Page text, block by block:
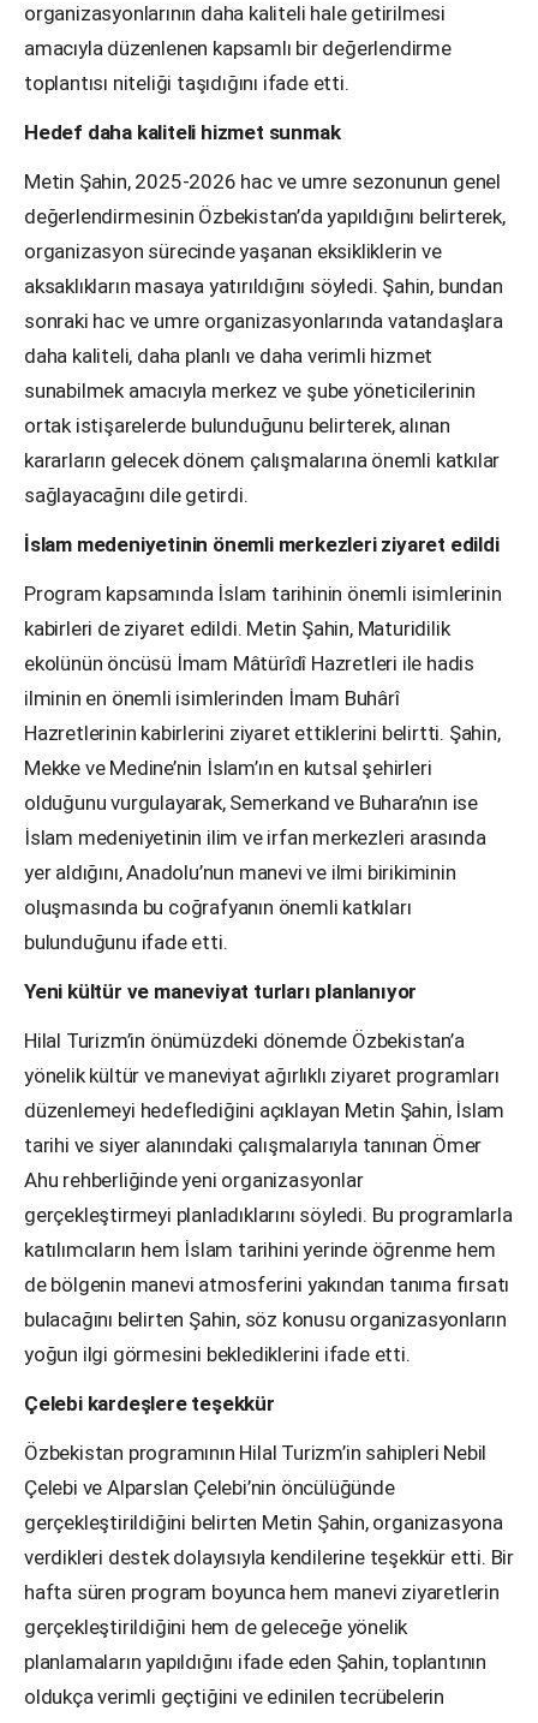
organizasyonlarının daha kaliteli hale getirilmesi
amacıyla düzenlenen kapsamlı bir değerlendirme
toplantısı niteliği taşıdığını ifade etti.
Hedef daha kaliteli hizmet sunmak
Metin Şahin, 2025-2026 hac ve umre sezonunun genel
değerlendirmesinin Özbekistan’da yapıldığını belirterek,
organizasyon sürecinde yaşanan eksikliklerin ve
aksaklıkların masaya yatırıldığını söyledi. Şahin, bundan
sonraki hac ve umre organizasyonlarında vatandaşlara
daha kaliteli, daha planlı ve daha verimli hizmet
sunabilmek amacıyla merkez ve şube yöneticilerinin
ortak istişarelerde bulunduğunu belirterek, alınan
kararların gelecek dönem çalışmalarına önemli katkılar
sağlayacağını dile getirdi.
İslam medeniyetinin önemli merkezleri ziyaret edildi
Program kapsamında İslam tarihinin önemli isimlerinin
kabirleri de ziyaret edildi. Metin Şahin, Maturidilik
ekolünün öncüsü İmam Mâtürîdî Hazretleri ile hadis
ilminin en önemli isimlerinden İmam Buhârî
Hazretlerinin kabirlerini ziyaret ettiklerini belirtti. Şahin,
Mekke ve Medine’nin İslam’ın en kutsal şehirleri
olduğunu vurgulayarak, Semerkand ve Buhara’nın ise
İslam medeniyetinin ilim ve irfan merkezleri arasında
yer aldığını, Anadolu’nun manevi ve ilmi birikiminin
oluşmasında bu coğrafyanın önemli katkıları
bulunduğunu ifade etti.
Yeni kültür ve maneviyat turları planlanıyor
Hilal Turizm’in önümüzdeki dönemde Özbekistan’a
yönelik kültür ve maneviyat ağırlıklı ziyaret programları
düzenlemeyi hedeflediğini açıklayan Metin Şahin, İslam
tarihi ve siyer alanındaki çalışmalarıyla tanınan Ömer
Ahu rehberliğinde yeni organizasyonlar
gerçekleştirmeyi planladıklarını söyledi. Bu programlarla
katılımcıların hem İslam tarihini yerinde öğrenme hem
de bölgenin manevi atmosferini yakından tanıma fırsatı
bulacağını belirten Şahin, söz konusu organizasyonların
yoğun ilgi görmesini beklediklerini ifade etti.
Çelebi kardeşlere teşekkür
Özbekistan programının Hilal Turizm’in sahipleri Nebil
Çelebi ve Alparslan Çelebi’nin öncülüğünde
gerçekleştirildiğini belirten Metin Şahin, organizasyona
verdikleri destek dolayısıyla kendilerine teşekkür etti. Bir
hafta süren program boyunca hem manevi ziyaretlerin
gerçekleştirildiğini hem de geleceğe yönelik
planlamaların yapıldığını ifade eden Şahin, toplantının
oldukça verimli geçtiğini ve edinilen tecrübelerin